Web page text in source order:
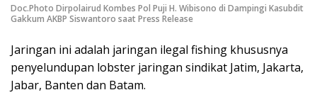
Doc.Photo Dirpolairud Kombes Pol Puji H. Wibisono di Dampingi Kasubdit
Gakkum AKBP Siswantoro saat Press Release
Jaringan ini adalah jaringan ilegal fishing khususnya
penyelundupan lobster jaringan sindikat Jatim, Jakarta,
Jabar, Banten dan Batam.